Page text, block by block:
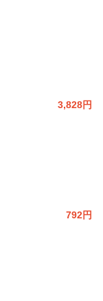
3,828円
792円